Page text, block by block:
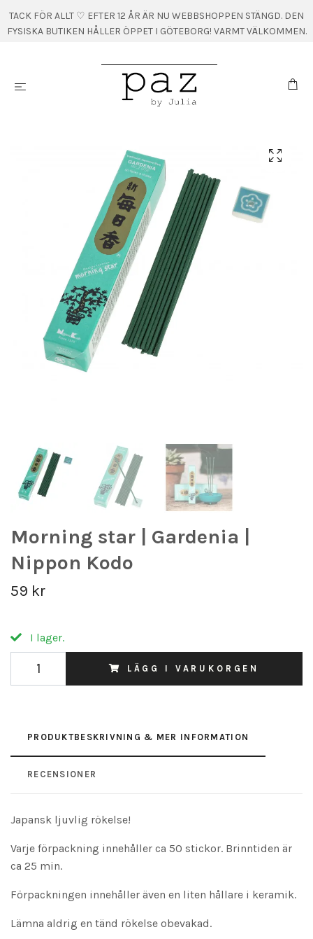
TACK FÖR ALLT ♡ EFTER 12 ÅR ÄR NU WEBBSHOPPEN STÄNGD. DEN
FYSISKA BUTIKEN HÅLLER ÖPPET I GÖTEBORG! VARMT VÄLKOMMEN.
Morning star | Gardenia |
Nippon Kodo
59 kr
I lager.
LÄGG I VARUKORGEN
PRODUKTBESKRIVNING & MER INFORMATION
RECENSIONER
Japansk ljuvlig rökelse!
Varje förpackning innehåller ca 50 stickor. Brinntiden är
ca 25 min.
Förpackningen innehåller även en liten hållare i keramik.
Lämna aldrig en tänd rökelse obevakad.